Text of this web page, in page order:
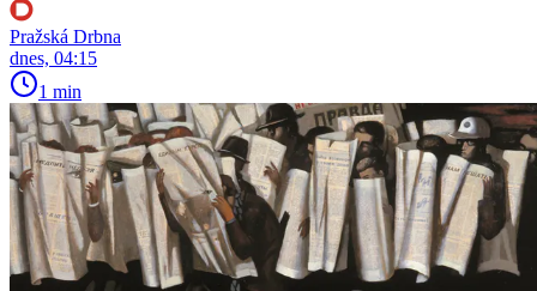
Pražská Drbna
dnes, 04:15
1 min